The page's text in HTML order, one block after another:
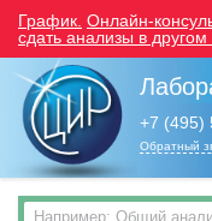
График. Онлайн-
сдать анализы в другом
+7 (495)
Обратный